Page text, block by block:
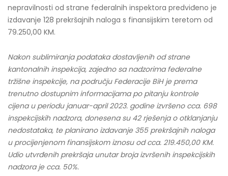
nepravilnosti od strane federalnih inspektora predviđeno je
izdavanje 128 prekršajnih naloga s finansijskim teretom od
79.250,00 KM.
Nakon sublimiranja podataka dostavljenih od strane
kantonalnih inspekcija, zajedno sa nadzorima federalne
tržišne inspekcije, na području Federacije BiH je prema
trenutno dostupnim informacijama po pitanju kontrole
cijena u periodu januar-april 2023. godine izvršeno cca. 698
inspekcijskih nadzora, donesena su 42 rješenja o otklanjanju
nedostataka, te planirano izdavanje 355 prekršajnih naloga
u procijenjenom finansijskom iznosu od cca. 219.450,00 KM.
Udio utvrđenih prekršaja unutar broja izvršenih inspekcijskih
nadzora je cca. 50%.